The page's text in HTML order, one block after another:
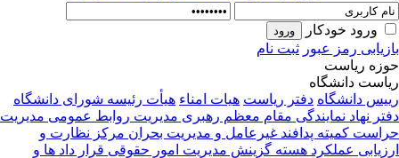
ورود خودکار
بازیابی رمز عبور ثبت نام
حوزه ریاست
ریاست دانشگاه
رییس دانشگاه دفتر ریاست هیات امناء هیأت رئیسه شورای دانشگاه
دفتر نهاد نمایندگی مقام معظم رهبری مدیریت روابط عمومی مدیریت
حراست کمیته پدافند غیرعامل و مدیریت بحران مرکز نظارت و
ارزیابی عملکرد هسته گزینش مدیریت امور حقوقی قرار داد ها و